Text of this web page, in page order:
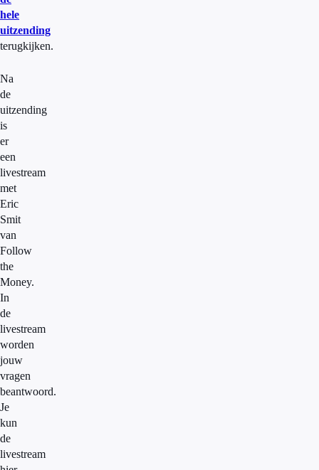
hele
uitzending
terugkijken.
Na
de
uitzending
is
er
een
livestream
met
Eric
Smit
van
Follow
the
Money.
In
de
livestream
worden
jouw
vragen
beantwoord.
Je
kun
de
livestream